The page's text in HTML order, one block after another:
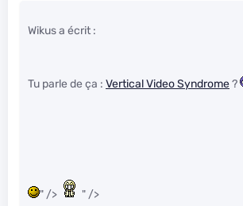
Wikus a écrit :
Tu parle de ça : Vertical Video Syndrome?
" /> " />